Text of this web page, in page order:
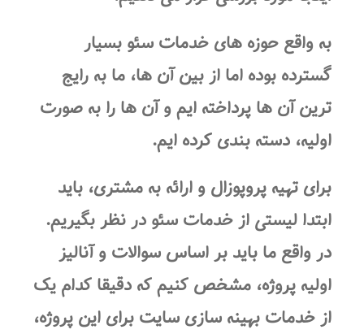
به واقع حوزه های خدمات سئو بسیار
گسترده بوده اما از بین آن ها، ما به رایج
ترین آن ها پرداخته ایم و آن ها را به صورت
اولیه، دسته بندی کرده ایم.
برای تهیه پروپوزال و ارائه به مشتری، باید
ابتدا لیستی از خدمات سئو در نظر بگیریم.
در واقع ما باید بر اساس سوالات و آنالیز
اولیه پروژه، مشخص کنیم که دقیقا کدام یک
از خدمات بهینه سازی سایت برای این پروژه،